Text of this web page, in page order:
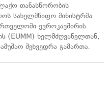
თანასწორობის
სახელმწიფო მინისტრმა
ევროკავშირის
(EUMM) ხელმძღვანელთან,
შეხვედრა გამართა.